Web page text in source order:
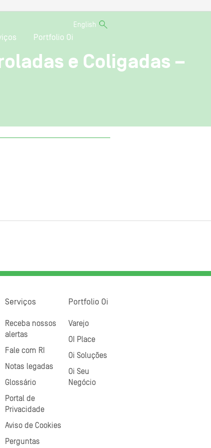
English
Portfolio Oi
e Coligadas –
Serviços
Receba nossos
alertas
Fale com RI
Notas legadas
Glossário
Portal de
Privacidade
Aviso de Cookies
Perguntas
Portfolio Oi
Varejo
OI Place
Oi Soluções
Oi Seu
Negócio